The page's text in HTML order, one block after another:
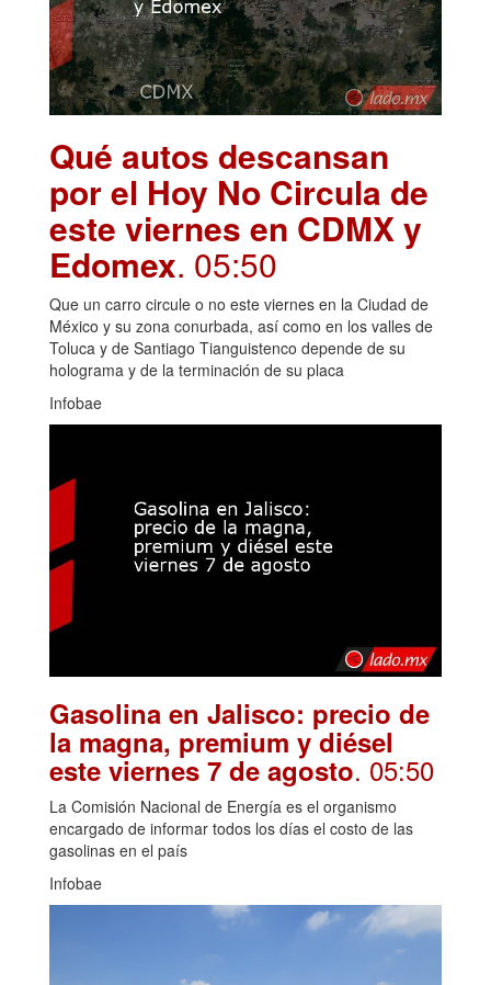
Qué autos descansan
por el Hoy No Circula de
este viernes en CDMX y
Edomex. 05:50
Que un carro circule o no este viernes en la Ciudad de
México y su zona conurbada, así como en los valles de
Toluca y de Santiago Tianguistenco depende de su
holograma y de la terminación de su placa
Infobae
Gasolina en Jalisco: precio de
la magna, premium y diésel
este viernes 7 de agosto. 05:50
La Comisión Nacional de Energía es el organismo
encargado de informar todos los días el costo de las
gasolinas en el país
Infobae